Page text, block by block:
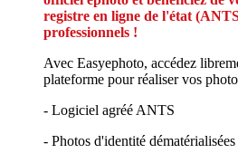
registre en ligne de l'état
professionnels !
Avec Easyephoto, accédez
plateforme pour réaliser vos
- Logiciel agréé ANTS
- Photos d'identité dématérialisées